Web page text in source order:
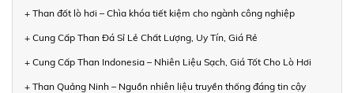
+ Than đốt lò hơi – Chìa khóa tiết kiệm cho ngành công nghiệp
+ Cung Cấp Than Đá Sỉ Lẻ Chất Lượng, Uy Tín, Giá Rẻ
+ Cung Cấp Than Indonesia – Nhiên Liệu Sạch, Giá Tốt Cho Lò Hơi
+ Than Quảng Ninh – Nguồn nhiên liệu truyền thống đáng tin cậy